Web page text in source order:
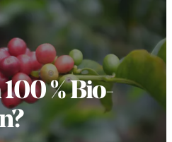
% Bio-